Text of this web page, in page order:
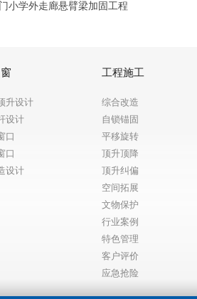
小学外走廊悬臂梁加固工程
升设计
设计
口
口
设计
工程施工
综合改造
自锁锚固
平移旋转
顶升顶降
顶升纠偏
空间拓展
文物保护
行业案例
特色管理
客户评价
应急抢险